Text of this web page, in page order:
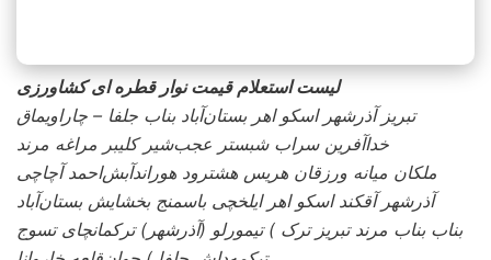
لیست استعلام قیمتنوار قطره ای کشاورزی
تبریز آذرشهر اسکو اهر بستان‌آباد بناب جلفا – چاراویماق
ملکان میانه ورزقان هریس هشترود هوراندآبش‌احمد آچاچی
آذرشهر آقکند اسکو اهر ایلخچی باسمنج بخشایش بستان‌آباد
بناب بناب مرند تبریز ترک ) تیمورلو (آذرشهر) ترکمانچای تسوج